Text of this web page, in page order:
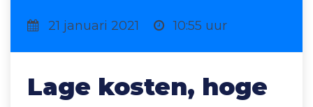
21 januari 2021 10:55 uur
Lage kosten, hoge